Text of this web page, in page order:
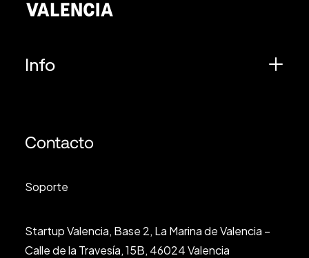
Info
Contacto
Soporte
Startup Valencia, Base 2, La Marina de Valencia –
Calle de la Travesía, 15B, 46024 Valencia